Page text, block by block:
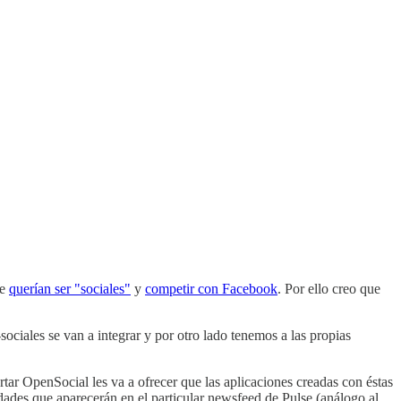
querían ser "sociales" y competir con Facebook. Por ello creo que
se van a integrar y por otro lado tenemos a las propias
OpenSocial les va a ofrecer que las aplicaciones creadas con éstas
que aparecerán en el particular newsfeed de Pulse (análogo al